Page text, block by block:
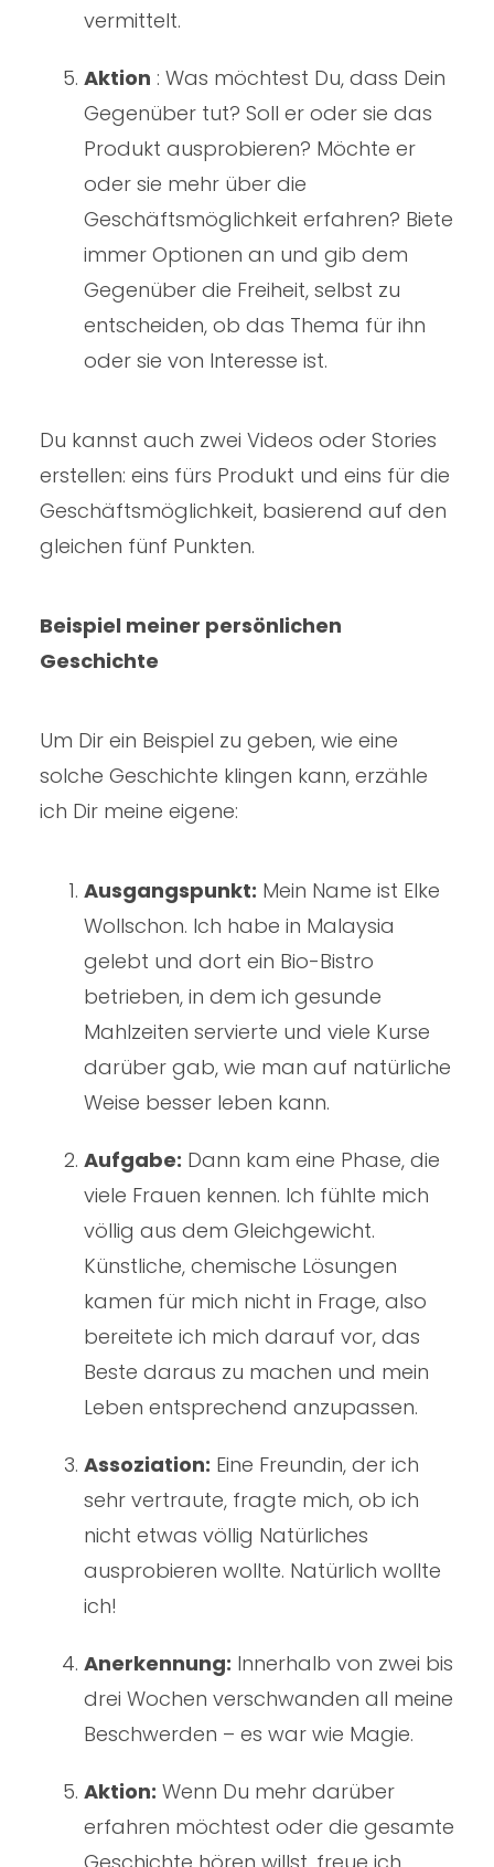
vermittelt.
Aktion : Was möchtest Du, dass Dein
Gegenüber tut? Soll er oder sie das
Produkt ausprobieren? Möchte er
oder sie mehr über die
Geschäftsmöglichkeit erfahren? Biete
immer Optionen an und gib dem
Gegenüber die Freiheit, selbst zu
entscheiden, ob das Thema für ihn
oder sie von Interesse ist.
Du kannst auch zwei Videos oder Stories
erstellen: eins fürs Produkt und eins für die
Geschäftsmöglichkeit, basierend auf den
gleichen fünf Punkten.
Beispiel meiner persönlichen
Geschichte
Um Dir ein Beispiel zu geben, wie eine
solche Geschichte klingen kann, erzähle
ich Dir meine eigene:
Ausgangspunkt: Mein Name ist Elke
Wollschon. Ich habe in Malaysia
gelebt und dort ein Bio-Bistro
betrieben, in dem ich gesunde
Mahlzeiten servierte und viele Kurse
darüber gab, wie man auf natürliche
Weise besser leben kann.
Aufgabe: Dann kam eine Phase, die
viele Frauen kennen. Ich fühlte mich
völlig aus dem Gleichgewicht.
Künstliche, chemische Lösungen
kamen für mich nicht in Frage, also
bereitete ich mich darauf vor, das
Beste daraus zu machen und mein
Leben entsprechend anzupassen.
Assoziation: Eine Freundin, der ich
sehr vertraute, fragte mich, ob ich
nicht etwas völlig Natürliches
ausprobieren wollte. Natürlich wollte
ich!
Anerkennung: Innerhalb von zwei bis
drei Wochen verschwanden all meine
Beschwerden – es war wie Magie.
Aktion: Wenn Du mehr darüber
erfahren möchtest oder die gesamte